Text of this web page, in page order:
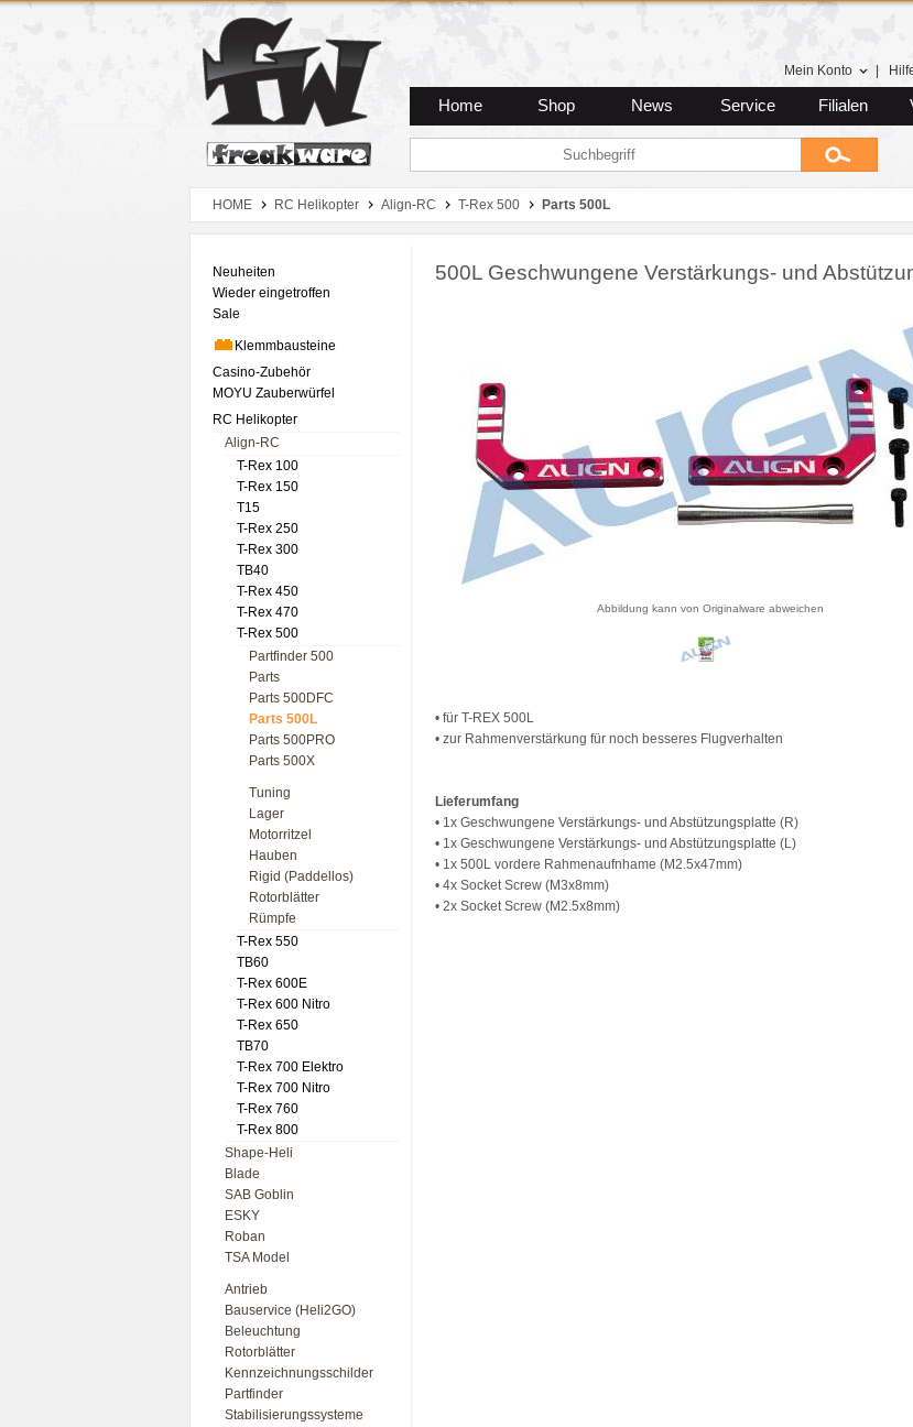
Zum Hauptmenue
Zum Seiteninhalt
Zum Warenkob
Mein Konto
Home Shop News Service Filialen
HOME RC Helikopter Align-RC T-Rex 500 Parts 500L
Neuheiten
Wieder eingetroffen
Sale
Klemmbausteine
Casino-Zubehör
MOYU Zauberwürfel
RC Helikopter
Align-RC
T-Rex 100
T-Rex 150
T15
T-Rex 250
T-Rex 300
TB40
T-Rex 450
T-Rex 470
T-Rex 500
Partfinder 500
Parts
Parts 500DFC
Parts 500L
Parts 500PRO
Parts 500X
Tuning
Lager
Motorritzel
Hauben
Rigid (Paddellos)
Rotorblätter
Rümpfe
T-Rex 550
TB60
T-Rex 600E
T-Rex 600 Nitro
T-Rex 650
TB70
T-Rex 700 Elektro
T-Rex 700 Nitro
T-Rex 760
T-Rex 800
Shape-Heli
Blade
SAB Goblin
ESKY
Roban
TSA Model
Antrieb
Bauservice (Heli2GO)
Beleuchtung
Rotorblätter
Kennzeichnungsschilder
Partfinder
Stabilisierungssysteme
500L Geschwungene Verstärkungs- und
Abbildung kann von Originalware abweichen
• für T-REX 500L
• zur Rahmenverstärkung für noch besseres Flugverhalten
Lieferumfang
• 1x Geschwungene Verstärkungs- und Abstützungsplatte (R)
• 1x Geschwungene Verstärkungs- und Abstützungsplatte (L)
• 1x 500L vordere Rahmenaufnhame (M2.5x47mm)
• 4x Socket Screw (M3x8mm)
• 2x Socket Screw (M2.5x8mm)